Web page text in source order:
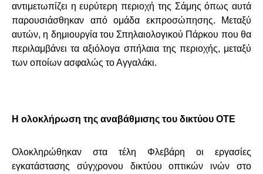
αντιμετωπίζει η ευρύτερη περιοχή της Σάμης όπως αυτά
παρουσιάσθηκαν από ομάδα εκπροσώπησης. Μεταξύ
αυτών, η δημιουργία του Σπηλαιολογικού Πάρκου που θα
περιλαμβάνει τα αξιόλογα σπήλαια της περιοχής, μεταξύ
των οποίων ασφαλώς το Αγγαλάκι.
Η ολοκλήρωση της αναβάθμισης του δικτύου ΟΤΕ
Ολοκληρώθηκαν στα τέλη Φλεβάρη οι εργασίες
εγκατάστασης σύγχρονου δικτύου οπτικών ινών στο